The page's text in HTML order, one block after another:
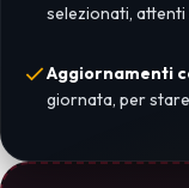
selezionati, attenti
Aggiornamenti
giornata, per